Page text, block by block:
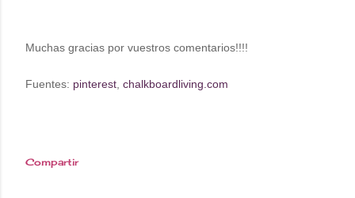
Muchas gracias por vuestros comentarios!!!!
Fuentes: pinterest chalkboardliving.com
Compartir